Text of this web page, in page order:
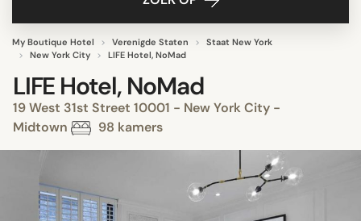
My Boutique Hotel Verenigde Staten
Staat New York
New York City
LIFE Hotel, NoMad
LIFE Hotel, NoMad
19 West 31st Street 10001 - New York City -
Midtown
98 kamers